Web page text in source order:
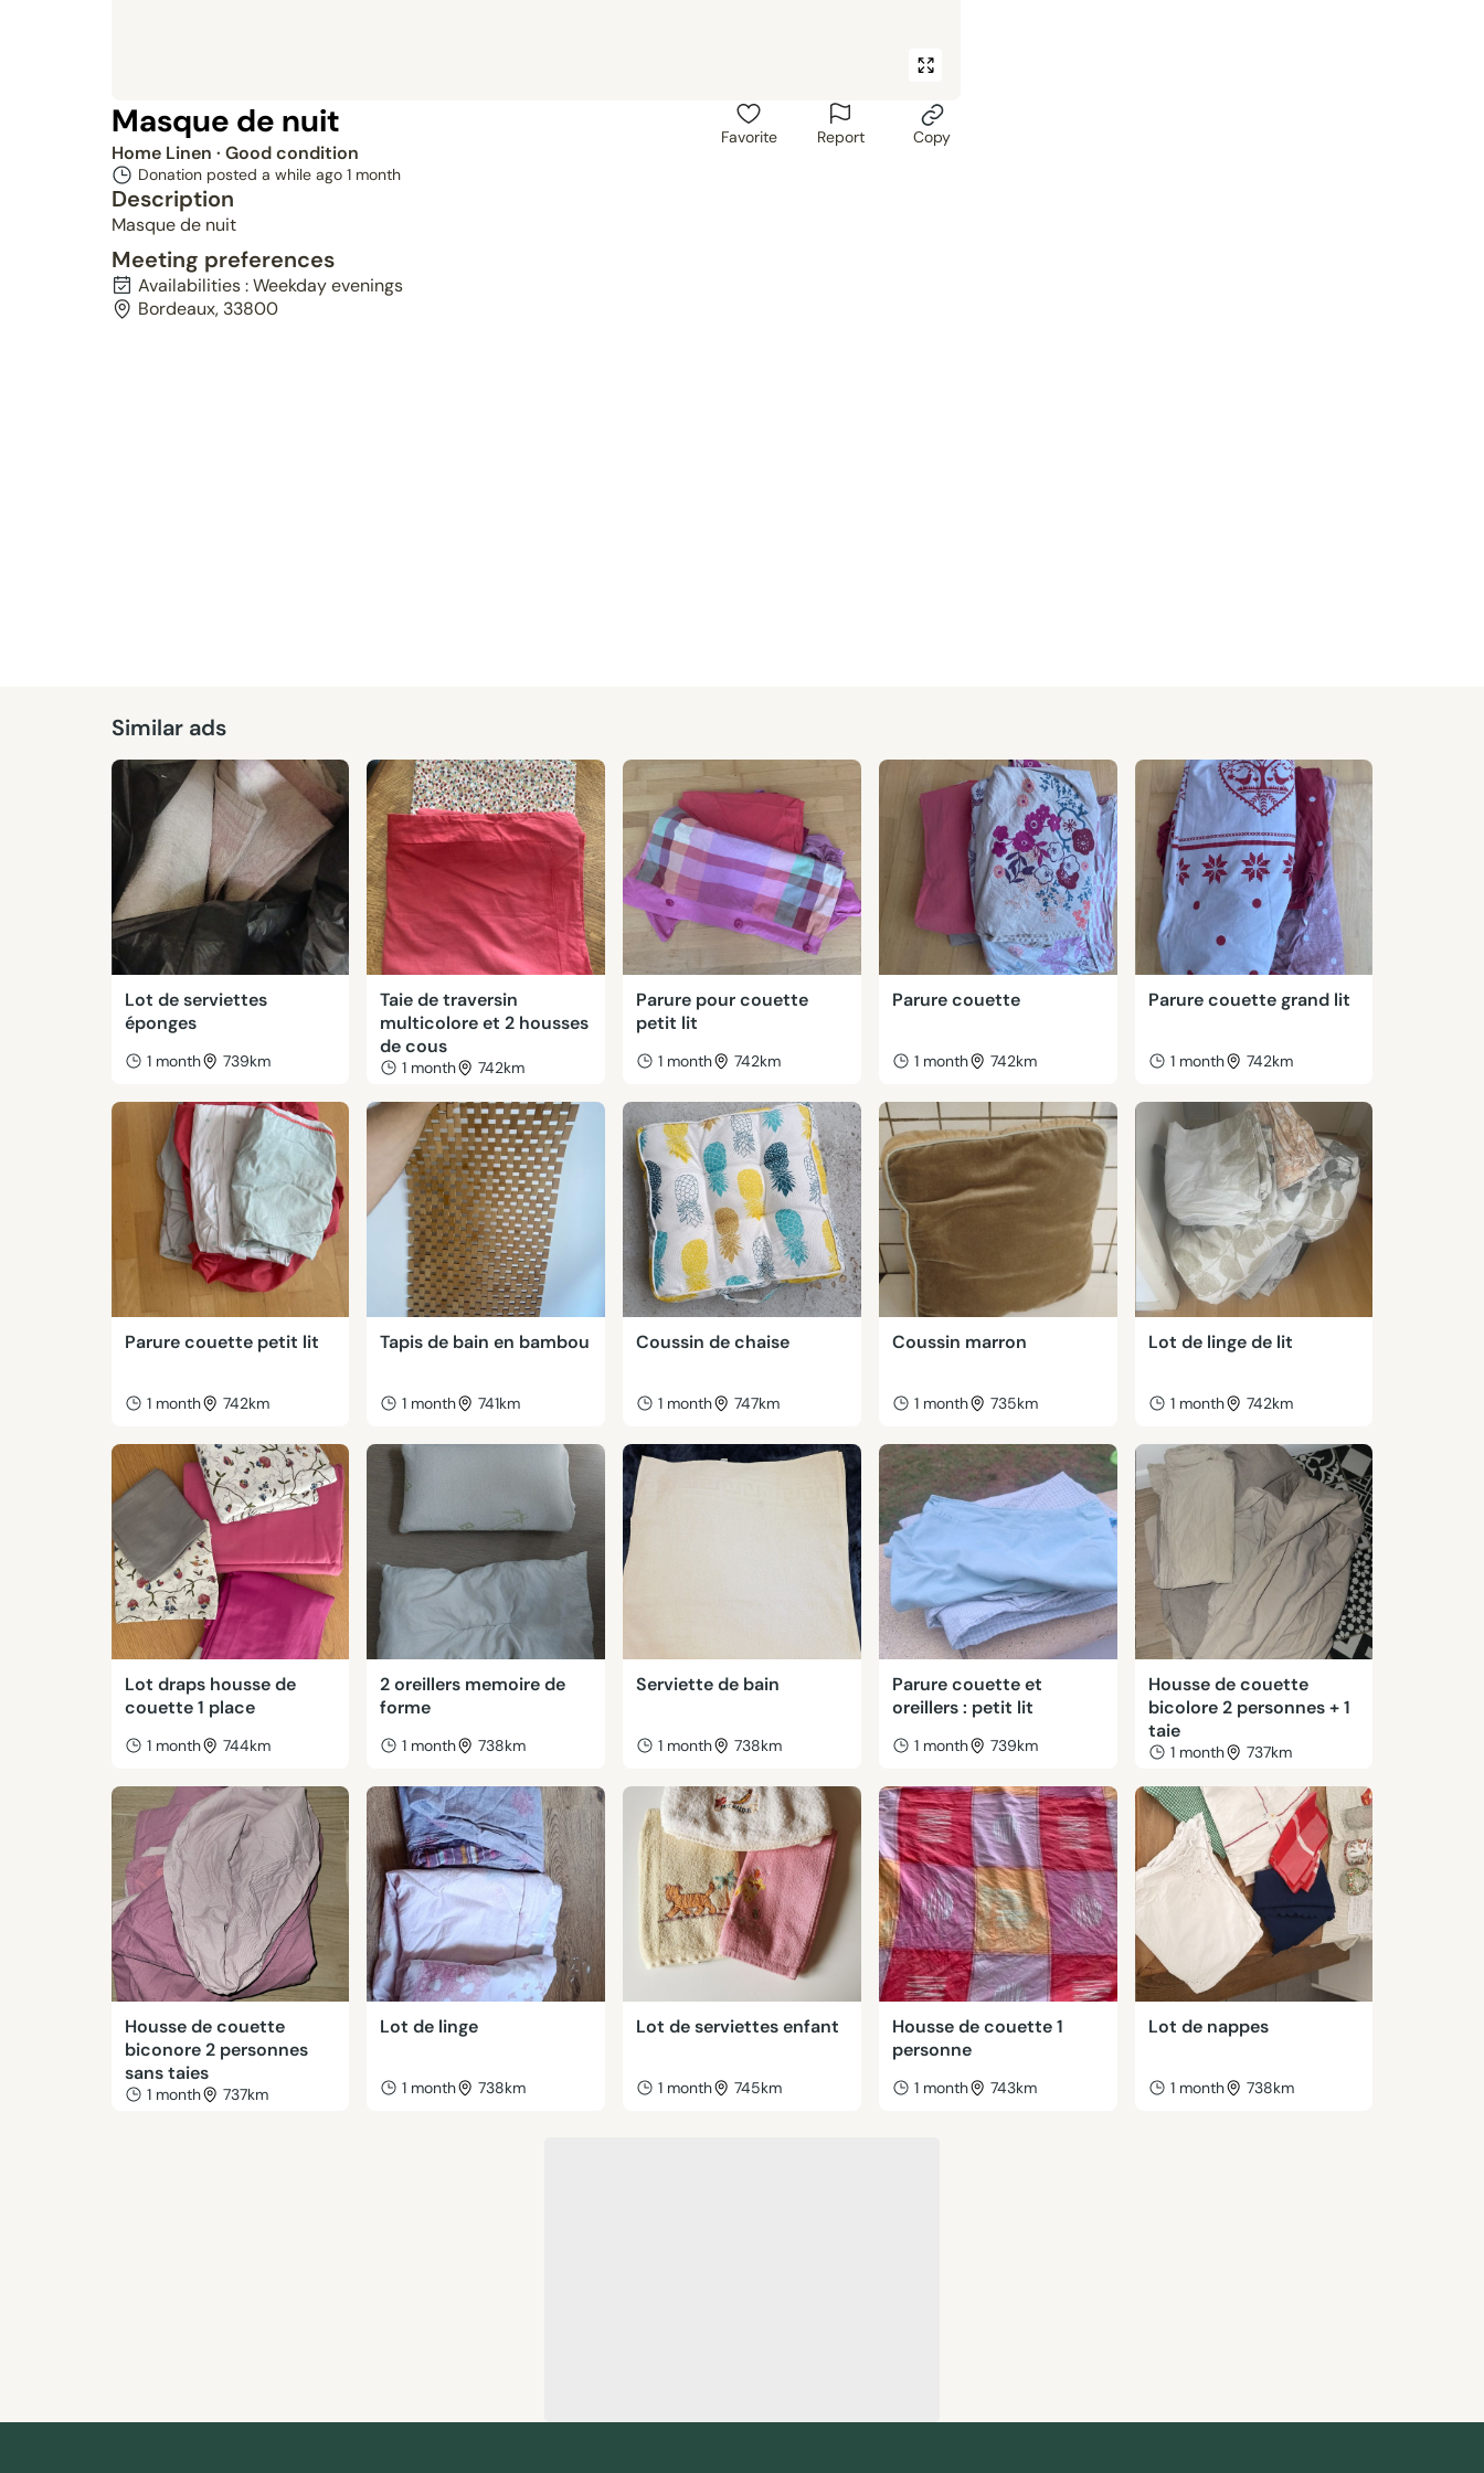
Masque de nuit
Home Linen · Good condition
Donation posted a while ago 1 month
Description
Masque de nuit
Favorite Report Copy
Meeting preferences
Availabilities : Weekday evenings
Bordeaux, 33800
Similar ads
Lot de serviettes
éponges
1 month 739km
Taie de traversin
multicolore et 2 housses
de cous
1 month 742km
Parure pour couette
petit lit
1 month 742km
Parure couette
1 month 742km
Parure couette grand lit
1 month 742km
Parure couette petit lit
1 month 742km
Tapis de bain en bambou
1 month 741km
Coussin de chaise
1 month 747km
Coussin marron
1 month 735km
Lot de linge de lit
1 month 742km
Lot draps housse de
couette 1 place
1 month 744km
2 oreillers memoire de
forme
1 month 738km
Serviette de bain
1 month 738km
Parure couette et
oreillers : petit lit
1 month 739km
Housse de couette
bicolore 2 personnes + 1
taie
1 month 737km
Housse de couette
biconore 2 personnes
sans taies
1 month 737km
Lot de linge
1 month 738km
Lot de serviettes enfant
1 month 745km
Housse de couette 1
personne
1 month 743km
Lot de nappes
1 month 738km